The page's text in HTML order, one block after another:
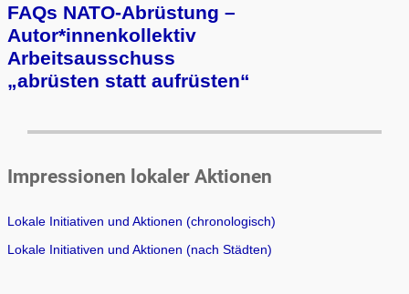
FAQs NATO-Abrüstung –
Autor*innenkollektiv
Arbeits­aus­schuss
„ab­rüs­ten statt auf­rüs­ten“
Impressionen lokaler Aktionen
Lokale Initiativen und Aktionen (chronologisch)
Lokale Initiativen und Aktionen (nach Städten)